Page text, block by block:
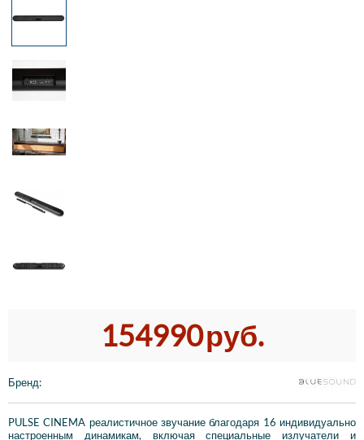
154990руб.
Бренд:
PULSE CINEMA реалистичное звучание благодаря 16 индивидуально
настроенным динамикам, включая специальные излучатели и